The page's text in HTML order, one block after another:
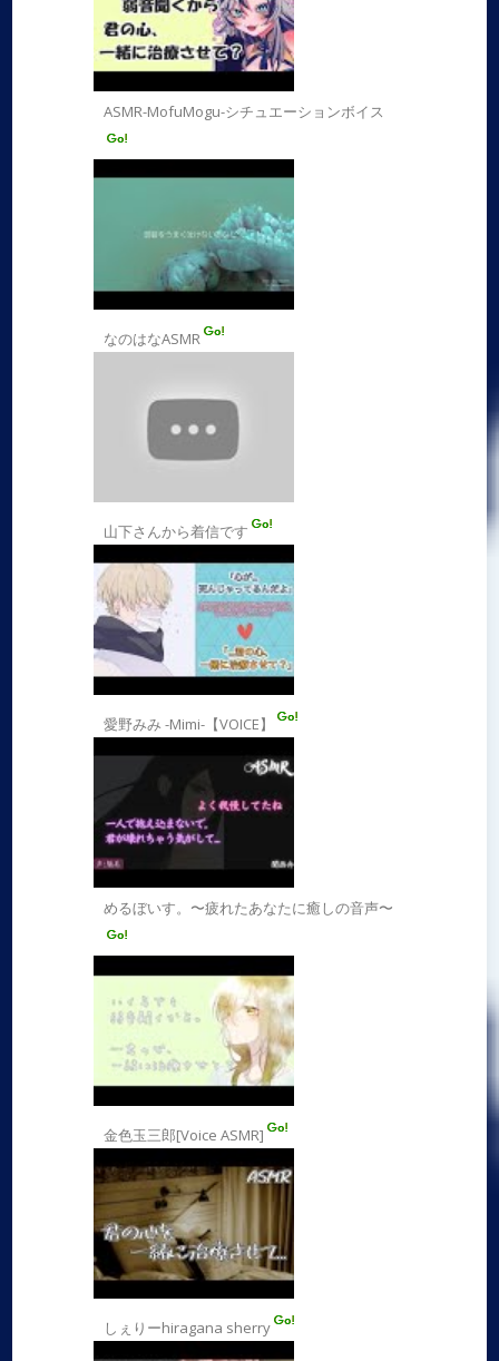
ASMR-MofuMogu-シチュエーションボイス
なのはなASMR
山下さんから着信です
愛野みみ -Mimi-【VOICE】
めるぼいす。〜疲れたあなたに癒しの音声〜
金色玉三郎[Voice ASMR]
しぇりーhiragana sherry